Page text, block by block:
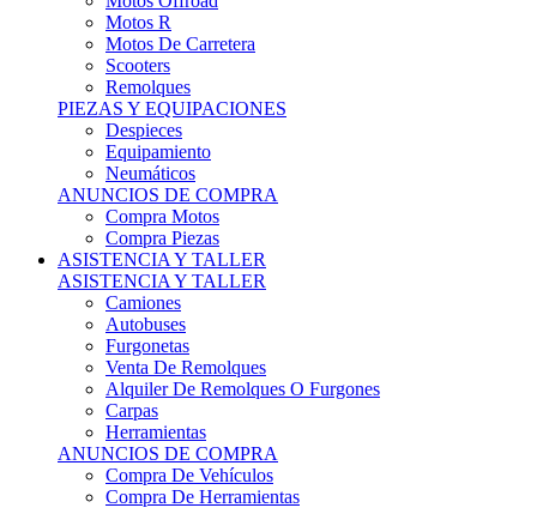
Motos R
Motos De Carretera
Scooters
Remolques
PIEZAS Y EQUIPACIONES
Despieces
Equipamiento
Neumáticos
ANUNCIOS DE COMPRA
Compra Motos
Compra Piezas
ASISTENCIA Y TALLER
ASISTENCIA Y TALLER
Camiones
Autobuses
Furgonetas
Venta De Remolques
Alquiler De Remolques O Furgones
Carpas
Herramientas
ANUNCIOS DE COMPRA
Compra De Vehículos
Compra De Herramientas